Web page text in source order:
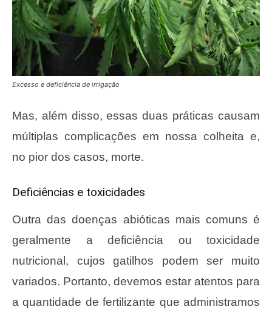
Excesso e deficiência de irrigação
Mas, além disso, essas duas práticas causam
múltiplas complicações em nossa colheita e,
no pior dos casos, morte.
Deficiências e toxicidades
Outra das doenças abióticas mais comuns é
geralmente a deficiência ou toxicidade
nutricional, cujos gatilhos podem ser muito
variados. Portanto, devemos estar atentos para
a quantidade de fertilizante que administramos